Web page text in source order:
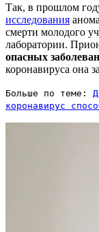
Так, в прошлом
исследования
смерти молодого
лаборатории.
опасных
коронавируса она
Больше по теме:
коронавирус